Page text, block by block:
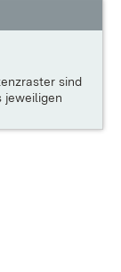
sind
jeweiligen